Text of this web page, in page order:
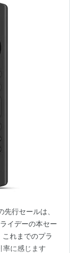
行セールは、
イデーの本セー
れまでのプラ
率に感じます